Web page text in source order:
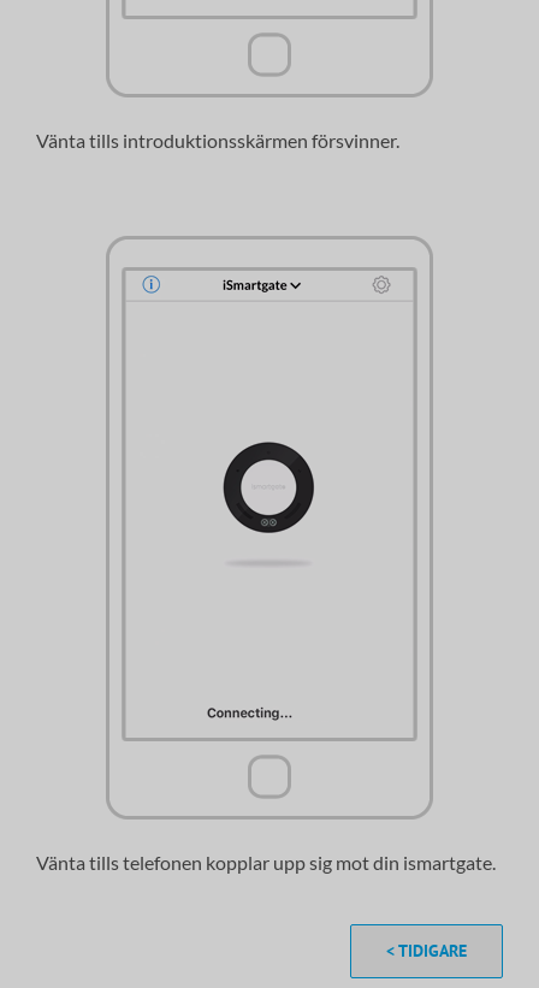
Vänta tills introduktionsskärmen försvinner.
Vänta tills telefonen kopplar upp sig mot din ismartgate.
< TIDIGARE